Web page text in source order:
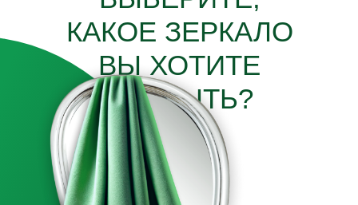
КАКОЕ ЗЕРКАЛО
ВЫ ХОТИТЕ
ОТКРЫТЬ?
Я